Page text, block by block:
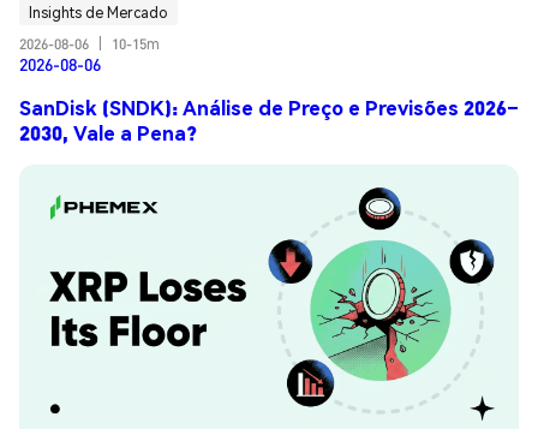
Insights de Mercado
2026-08-06
10-15m
2026-08-06
SanDisk (SNDK): Análise de Preço e Previsões 2026–
2030, Vale a Pena?